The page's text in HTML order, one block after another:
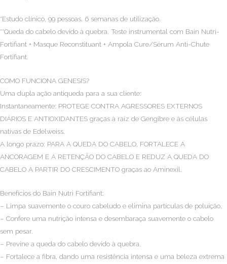
*Estudo clínico, 99 pessoas, 6 semanas de utilização.
**Queda do cabelo devido à quebra. Teste instrumental com Bain Nutri-
Fortifiant + Masque Reconstituant + Ampola Cure/Sérum Anti-Chute
Fortifiant.
COMO FUNCIONA GENESIS?
Uma dupla ação antiqueda para a sua cliente:
Instantaneamente: PROTEGE CONTRA AGRESSORES EXTERNOS
DIÁRIOS E ANTIOXIDANTES graças à raíz de Gengibre e às células
nativas de Edelweiss.
A longo prazo: PARA A QUEDA DO CABELO, FORTALECE A
ANCORAGEM E A RETENÇÃO DO CABELO E REDUZ A QUEDA DO
CABELO A PARTIR DO CRESCIMENTO graças ao Aminexil.
Benefícios do Bain Nutri Fortifiant:
– Limpa suavemente o couro cabeludo e elimina partículas de poluição.
– Confere uma nutrição intensa e desembaraça suavemente o cabelo
sem pesar.
– Previne a queda do cabelo devido à quebra.
– Fortalece a fibra, dando uma resistência intensa e uma beleza extrema